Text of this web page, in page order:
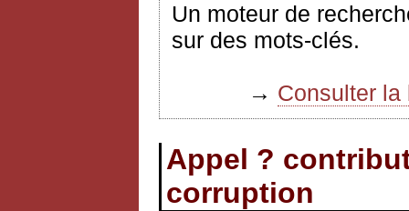
Un moteur de
sur des mots-clés.
→ Consulter
Appel ?
corruption